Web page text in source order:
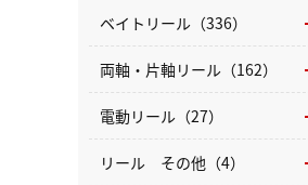
ベイトリール（336）
両軸・片軸リール（162）
電動リール（27）
リール その他（4）